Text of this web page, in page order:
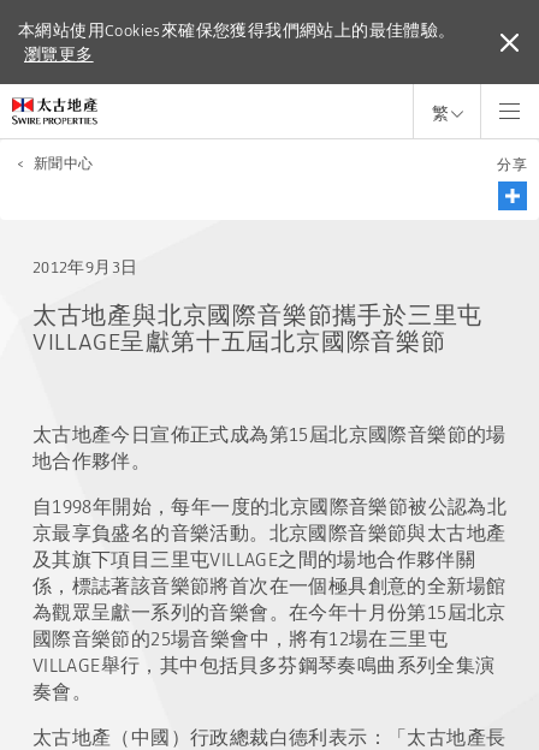
本網站使用Cookies來確保您獲得我們網站上的最佳體驗。
瀏覽更多
本網站使用Cookies來確保您獲得我們網站上的最佳體驗。
瀏覽更多
繁
< 新聞中心 分享
2012年9月3日
太古地產與北京國際音樂節攜手於三里屯
VILLAGE呈獻第十五屆北京國際音樂節
太古地產今日宣佈正式成為第15屆北京國際音樂節的場
地合作夥伴。
自1998年開始，每年一度的北京國際音樂節被公認為北
京最享負盛名的音樂活動。北京國際音樂節與太古地產
及其旗下項目三里屯VILLAGE之間的場地合作夥伴關
係，標誌著該音樂節將首次在一個極具創意的全新場館
為觀眾呈獻一系列的音樂會。在今年十月份第15屆北京
國際音樂節的25場音樂會中，將有12場在三里屯
VILLAGE舉行，其中包括貝多芬鋼琴奏鳴曲系列全集演
奏會。
太古地產（中國）行政總裁白德利表示：「太古地產長